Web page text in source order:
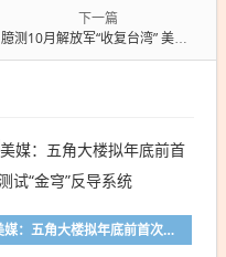
下一篇
臆测10月解放军“收复台湾” 美军大肆囤积弹药
美媒：五角大楼拟年底前首次测试“金穹”反导系统